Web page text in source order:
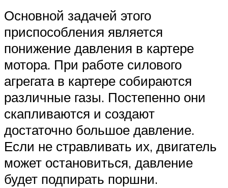
Основной задачей этого
приспособления является
понижение давления в картере
мотора. При работе силового
агрегата в картере собираются
различные газы. Постепенно они
скапливаются и создают
достаточно большое давление.
Если не стравливать их, двигатель
может остановиться, давление
будет подпирать поршни.